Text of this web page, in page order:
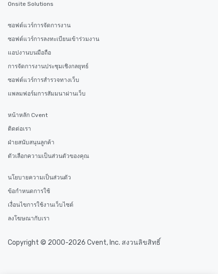
Onsite Solutions
ซอฟต์แวร์การจัดการงาน
ซอฟต์แวร์การลงทะเบียนเข้าร่วมงาน
แอปงานบนมือถือ
การจัดการงานประชุมเชิงกลยุทธ์
ซอฟต์แวร์การสำรวจทางเว็บ
แพลมฟอร์มการสัมมนาผ่านเว็บ
หน้าหลัก Cvent
ติดต่อเรา
ฝ่ายสนับสนุนลูกค้า
ตัวเลือกความเป็นส่วนตัวของคุณ
นโยบายความเป็นส่วนตัว
ข้อกำหนดการใช้
เงื่อนไขการใช้งานเว็บไซต์
ลงโฆษณากับเรา
Copyright © 2000-2026 Cvent, Inc. สงวนลิขสิทธิ์